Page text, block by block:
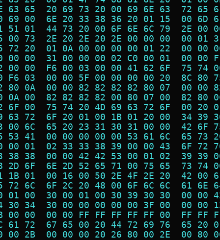
63 65  20 69 73 20 00 69 6E 63  72
69 00  6E 20 33 38 36 20 01 15  00
51 01  44 73 20 00 6F 6E 6C 79  2E
00 73  2E 20 2E 20 2E 00 00 00  00
72 20  01 0A 00 00 00 00 01 22  00
00 00  31 00 00 00 02 C0 00 01  00
00 00  F6 00 03 00 00 41 62 6F  75
F6 03  00 00 5F 00 00 00 00 20  8C
80 0A  00 00 82 82 82 82 80 07  00
0A 00  82 82 82 82 00 80 07 00  82
6F 00  75 74 20 4D 69 63 72 6F  00
63 72  6F 20 01 00 1B 01 20 00  34
00 6C  65 20 23 31 30 31 00 00  42
53 41  00 00 00 00 00 53 61 6C  65
00 01  02 33 33 38 39 00 00 43  6F
38 38  00 00 42 42 53 00 01 02  39
2D 6F  6E 2D 52 65 71 00 75 65  73
1B 01  00 16 00 50 2E 4F 2E 20  42
72 6C  6F 2C 20 48 00 6F 6C 6C  61
01 00  30 00 01 00 30 39 30 30  00
30 34  30 00 00 00 00 00 3F 00  00
00 00  00 00 FF FF FF FF FF 00  FF
61 72  67 65 00 20 44 72 69 76  65
00 2B  00 00 00 20 26 80 00 2E  00